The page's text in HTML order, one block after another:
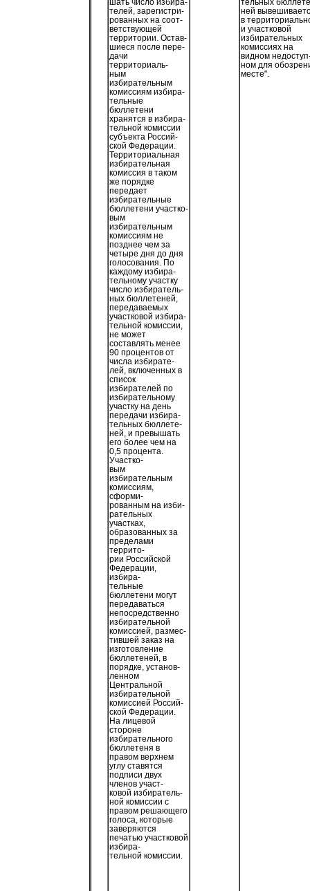
телей, зарегистри-
рованных на соот-
ветствующей
территории. Остав-
шиеся после пере-
дачи
территориаль-
ным
избирательным
комиссиям избира-
тельные
бюллетени
хранятся в избира-
тельной комиссии
субъекта Россий-
ской Федерации.
Территориальная
избирательная
комиссия в таком
же порядке
передает
избирательные
бюллетени участко-
вым
избирательным
комиссиям не
позднее чем за
четыре дня до дня
голосования. По
каждому избира-
тельному участку
число избиратель-
ных бюллетеней,
передаваемых
участковой избира-
тельной комиссии,
не может
составлять менее
90 процентов от
числа избирате-
лей, включенных в
список
избирателей по
избирательному
участку на день
передачи избира-
тельных бюллете-
ней, и превышать
его более чем на
0,5 процента.
Участко-
вым
избирательным
комиссиям,
сформи-
рованным на изби-
рательных
участках,
образованных за
пределами
террито-
рии Российской
Федерации,
избира-
тельные
бюллетени могут
передаваться
непосредственно
избирательной
комиссией, размес-
тившей заказ на
изготовление
бюллетеней, в
порядке, установ-
ленном
Центральной
избирательной
комиссией Россий-
ской Федерации.
На лицевой
стороне
избирательного
бюллетеня в
правом верхнем
углу ставятся
подписи двух
членов участ-
ковой избиратель-
ной комиссии с
правом решающего
голоса, которые
заверяются
печатью участковой
избира-
тельной комиссии.
ней
в
и участковой
избирательных
комиссиях на
видном
ном для
месте".